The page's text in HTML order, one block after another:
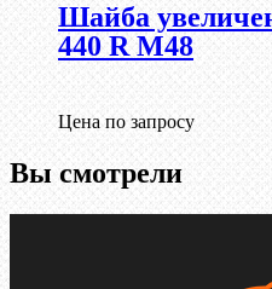
Шайба
440 R М48
Цена по запросу
Вы смотрели